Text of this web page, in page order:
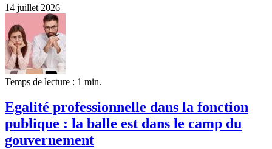
14 juillet 2026
Temps de lecture : 1 min.
Egalité professionnelle dans la fonction
publique : la balle est dans le camp du
gouvernement